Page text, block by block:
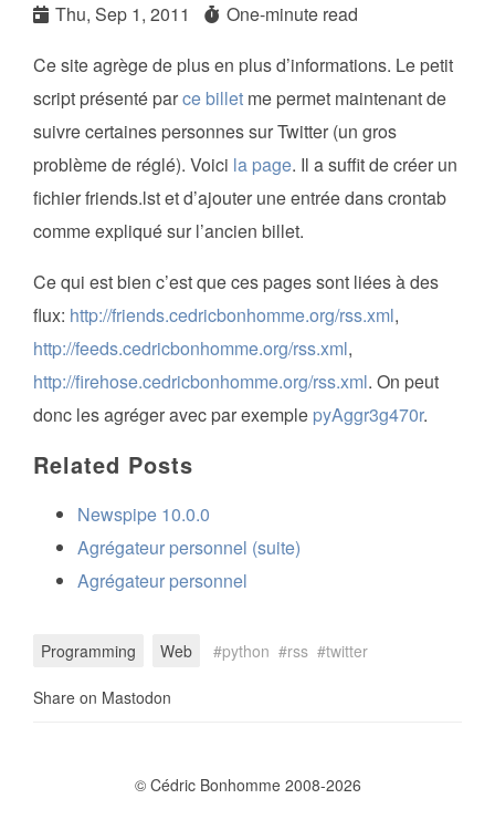
Thu, Sep 1, 2011
One-minute read
Ce site agrège de plus en plus d’informations. Le petit
script présenté parce billet me permet maintenant de
suivre certaines personnes sur Twitter (un gros
problème de réglé). Voici la page. Il a suffit de créer un
fichier friends.lst et d’ajouter une entrée dans crontab
comme expliqué sur l’ancien billet.
Ce qui est bien c’est que ces pages sont liées à des
flux: http://friends.cedricbonhomme.org/rss.xml,
http://feeds.cedricbonhomme.org/rss.xml,
http://firehose.cedricbonhomme.org/rss.xml. On peut
donc les agréger avec par exemple pyAggr3g470r.
Related Posts
Newspipe 10.0.0
Agrégateur personnel (suite)
Agrégateur personnel
Programming Web python rss twitter
Share on Mastodon
© Cédric Bonhomme 2008-2026